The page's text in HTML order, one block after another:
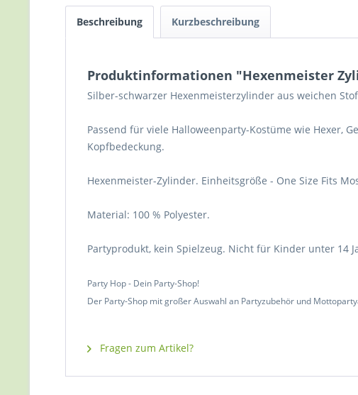
Beschreibung Kurzbeschreibung
Produktinformationen "Hexenmeister
Silber-schwarzer Hexenmeisterzylinder aus weichen
Passend für viele Halloweenparty-Kostüme wie Hexer,
Kopfbedeckung.
Hexenmeister-Zylinder. Einheitsgröße - One Size Fits
Material: 100 % Polyester.
Partyprodukt, kein Spielzeug. Nicht für Kinder unter 14
Party Hop - Dein Party-Shop!
Der Party-Shop mit großer Auswahl an Partyzubehör und
Fragen zum Artikel?